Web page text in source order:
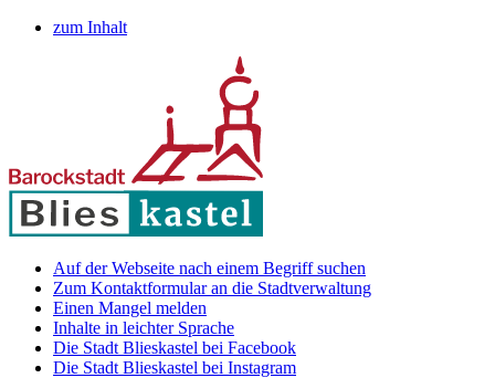
zum Inhalt
Auf der Webseite nach einem Begriff suchen
Zum Kontaktformular an die Stadtverwaltung
Einen Mangel melden
Inhalte in leichter Sprache
Die Stadt Blieskastel bei Facebook
Die Stadt Blieskastel bei Instagram